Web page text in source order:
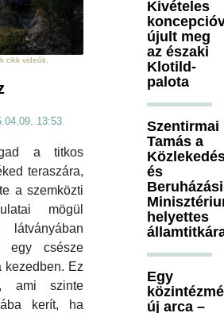
cikk videók,
13:53
a titkos
teraszára,
a szemközti
mögül
egy csésze
kezedben. Ez
ami szinte
kerít, ha
Kivételes
újult meg
az északi
Klotild-
palota
Szentirmai
Tamás a
és
Beruházási
helyettes
Egy
új arca –